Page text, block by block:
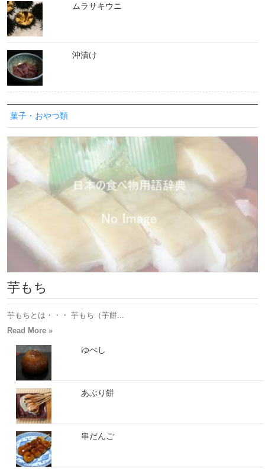
ムラサキウニ
沖漬け
菓子・おやつ類
芋もち
芋もちとは・・・ 芋もち（芋餅...
Read More »
ゆべし
あぶり餅
串だんご